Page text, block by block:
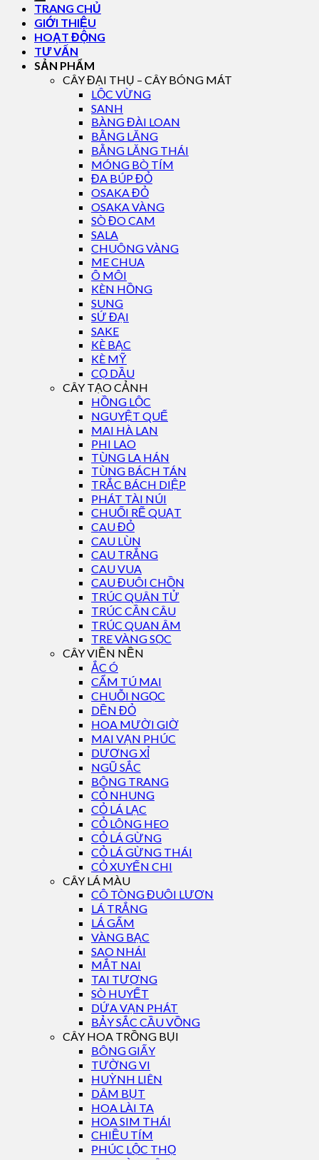
TRANG CHỦ
GIỚI THIỆU
HOẠT ĐỘNG
TƯ VẤN
SẢN PHẨM
CÂY ĐẠI THỤ – CÂY BÓNG MÁT
LỘC VỪNG
SANH
BÀNG ĐÀI LOAN
BẰNG LĂNG
BẰNG LĂNG THÁI
MÓNG BÒ TÍM
ĐA BÚP ĐỎ
OSAKA ĐỎ
OSAKA VÀNG
SÒ ĐO CAM
SALA
CHUÔNG VÀNG
ME CHUA
Ô MÔI
KÈN HỒNG
SUNG
SỨ ĐẠI
SAKE
KÈ BẠC
KÈ MỸ
CỌ DẦU
CÂY TẠO CẢNH
HỒNG LỘC
NGUYỆT QUẾ
MAI HÀ LAN
PHI LAO
TÙNG LA HÁN
TÙNG BÁCH TÁN
TRẮC BÁCH DIỆP
PHÁT TÀI NÚI
CHUỐI RẼ QUẠT
CAU ĐỎ
CAU LÙN
CAU TRẮNG
CAU VUA
CAU ĐUÔI CHỒN
TRÚC QUÂN TỬ
TRÚC CẦN CÂU
TRÚC QUAN ÂM
TRE VÀNG SỌC
CÂY VIỀN NỀN
ẮC Ó
CẨM TÚ MAI
CHUỖI NGỌC
DỀN ĐỎ
HOA MƯỜI GIỜ
MAI VẠN PHÚC
DƯƠNG XỈ
NGŨ SẮC
BÔNG TRANG
CỎ NHUNG
CỎ LÁ LẠC
CỎ LÔNG HEO
CỎ LÁ GỪNG
CỎ LÁ GỪNG THÁI
CỎ XUYẾN CHI
CÂY LÁ MÀU
CÔ TÒNG ĐUÔI LƯƠN
LÁ TRẮNG
LÁ GẤM
VÀNG BẠC
SAO NHÁI
MẮT NAI
TAI TƯỢNG
SÒ HUYẾT
DỨA VẠN PHÁT
BẢY SẮC CẦU VỒNG
CÂY HOA TRỒNG BỤI
BÔNG GIẤY
TƯỜNG VI
HUỲNH LIÊN
DÂM BỤT
HOA LÀI TA
HOA SIM THÁI
CHIỀU TÍM
PHÚC LỘC THỌ